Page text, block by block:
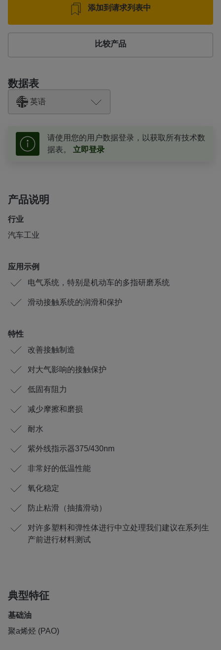
添加到请求列表中
比较产品
数据表
英语
请使用您的用户数据登录，以获取所有技术数
据表。 立即登录
产品说明
行业
汽车工业
应用示例
电气系统，特别是机动车的多指研磨系统
滑动接触系统的润滑和保护
特性
改善接触制造
对大气影响的接触保护
低固有阻力
减少摩擦和磨损
耐水
紫外线指示器375/430nm
非常好的低温性能
氧化稳定
防止粘滑（抽搐滑动）
对许多塑料和弹性体进行中立处理我们建议在系列生
产前进行材料测试
典型特征
基础油
聚a烯烃 (PAO)